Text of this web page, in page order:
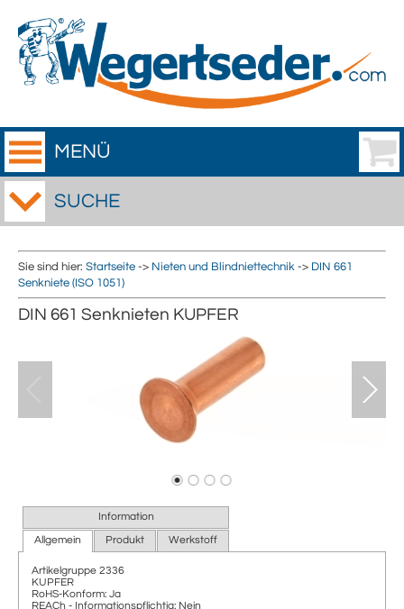
MENÜ
SUCHE
Sie sind hier: Startseite -> Nieten und Blindniettechnik -> DIN 661
Senkniete (ISO 1051)
DIN 661 Senknieten KUPFER
Information
Allgemein
Produkt Werkstoff
Artikelgruppe 2336
KUPFER
RoHS-Konform: Ja
REACh - Informationspflichtig: Nein